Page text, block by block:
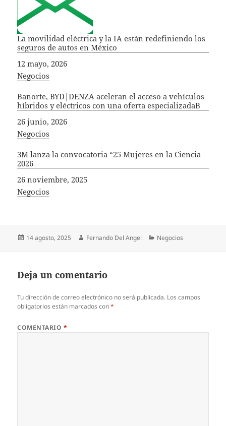
La movilidad eléctrica y la IA están redefiniendo los
seguros de autos en México
Fecha
12 mayo, 2026
In relation to
Negocios
Banorte, BYD|DENZA aceleran el acceso a vehículos
híbridos y eléctricos con una oferta especializadaB
Fecha
26 junio, 2026
In relation to
Negocios
3M lanza la convocatoria “25 Mujeres en la Ciencia
2026
Fecha
26 noviembre, 2025
In relation to
Negocios
Publicado
14 agosto, 2025 Autor
Fernando Del Angel Categorías
Negocios
Deja un comentario
Tu dirección de correo electrónico no será publicada. Los campos
obligatorios están marcados con*
COMENTARIO *